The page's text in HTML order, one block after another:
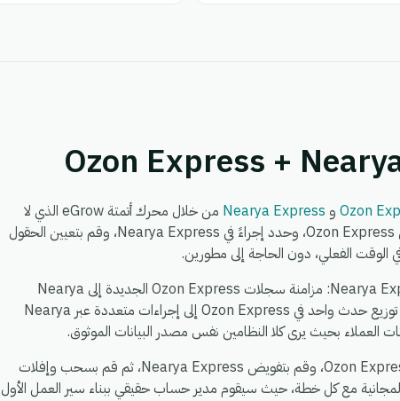
Ozon و Nearya Express
من خلال محرك أتمتة eGrow الذي لا
يتطلب برمجة. يمكنك بناء سير العمل مرة واحدة — اختر مشغلاً من Ozon Express، وحدد إجراءً في Nearya Express، وقم بتعيين الحقول
الأمور الشائعة التي تقوم الفرق بأتمتتها بين Ozon Express و Nearya Express: مزامنة سجلات Ozon Express الجديدة إلى Nearya
Express، دفع تحديثات Nearya Express إلى Ozon Express، توزيع حدث واحد في Ozon Express إلى إجراءات متعددة عبر Nearya
يستغرق الإعداد حوالي 5 دقائق. اشترك في eGrow، وقم بتفويض Ozon Express، وقم بتفويض Nearya Express، ثم قم بسحب وإفلات
مع كل خطة، حيث سيقوم مدير حساب حقيقي ببناء سير العمل الأول